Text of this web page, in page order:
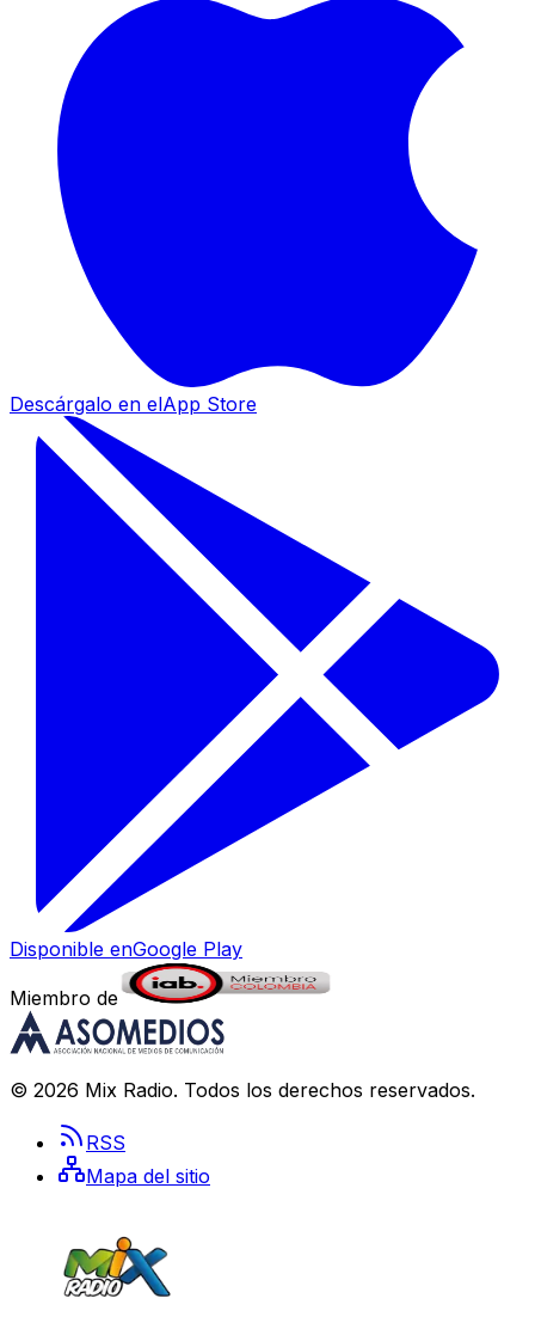
Descárgalo en elApp Store
Disponible enGoogle Play
Miembro de
© 2026 Mix Radio. Todos los derechos reservados.
RSS
Mapa del sitio